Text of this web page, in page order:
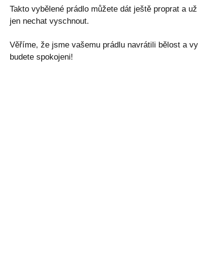
Takto vybělené prádlo můžete dát ještě proprat a už
jen nechat vyschnout.
Věříme, že jsme vašemu prádlu navrátili bělost a vy
budete spokojeni!